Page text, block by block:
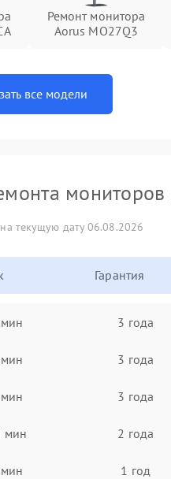
Ремонт монитора
Aorus MO27Q3
все модели
мониторов
текущую дату 06.08.2026
Гарантия
3 года
3 года
3 года
мин 2 года
1 год